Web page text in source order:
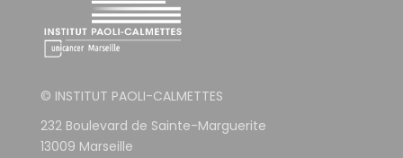
© INSTITUT PAOLI-CALMETTES
232 Boulevard de Sainte-Marguerite
13009 Marseille